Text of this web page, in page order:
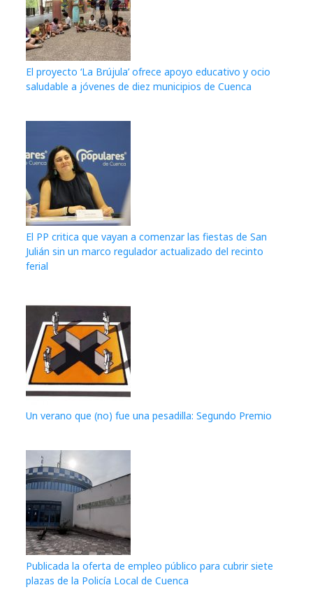
El proyecto ‘La Brújula’ ofrece apoyo educativo y ocio
saludable a jóvenes de diez municipios de Cuenca
El PP critica que vayan a comenzar las fiestas de San
Julián sin un marco regulador actualizado del recinto
ferial
Un verano que (no) fue una pesadilla: Segundo Premio
Publicada la oferta de empleo público para cubrir siete
plazas de la Policía Local de Cuenca